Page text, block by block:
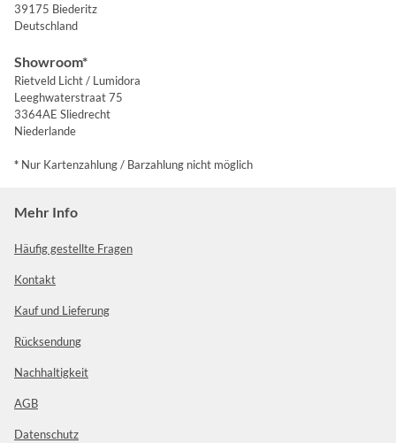
39175 Biederitz
Deutschland
Showroom*
Rietveld Licht / Lumidora
Leeghwaterstraat 75
3364AE Sliedrecht
Niederlande
* Nur Kartenzahlung / Barzahlung nicht möglich
Mehr Info
Häufig gestellte Fragen
Kontakt
Kauf und Lieferung
Rücksendung
Nachhaltigkeit
AGB
Datenschutz